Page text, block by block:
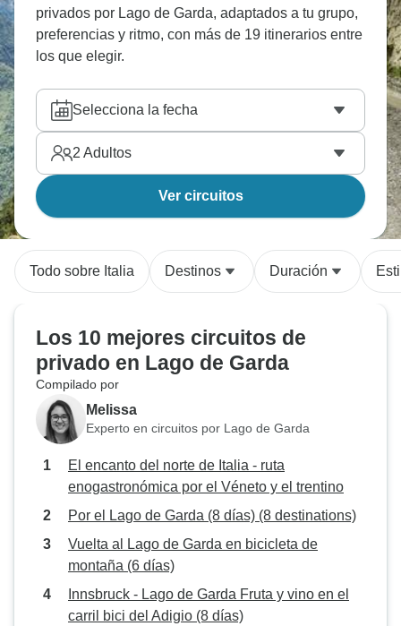
privados por Lago de Garda, adaptados a tu grupo,
preferencias y ritmo, con más de 19 itinerarios entre
los que elegir.
Selecciona la fecha
2 Adultos
Ver circuitos
Todo sobre Italia Destinos Duración
Los 10 mejores circuitos de
privado en Lago de Garda
Compilado por
Melissa
Experto en circuitos por Lago de Garda
El encanto del norte de Italia - ruta
enogastronómica por el Véneto y el trentino
Por el Lago de Garda (8 días) (8 destinations)
Vuelta al Lago de Garda en bicicleta de
montaña (6 días)
Innsbruck - Lago de Garda Fruta y vino en el
carril bici del Adigio (8 días)